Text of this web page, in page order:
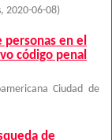
, 2020-06-08)
en el
código penal
Ciudad de
de